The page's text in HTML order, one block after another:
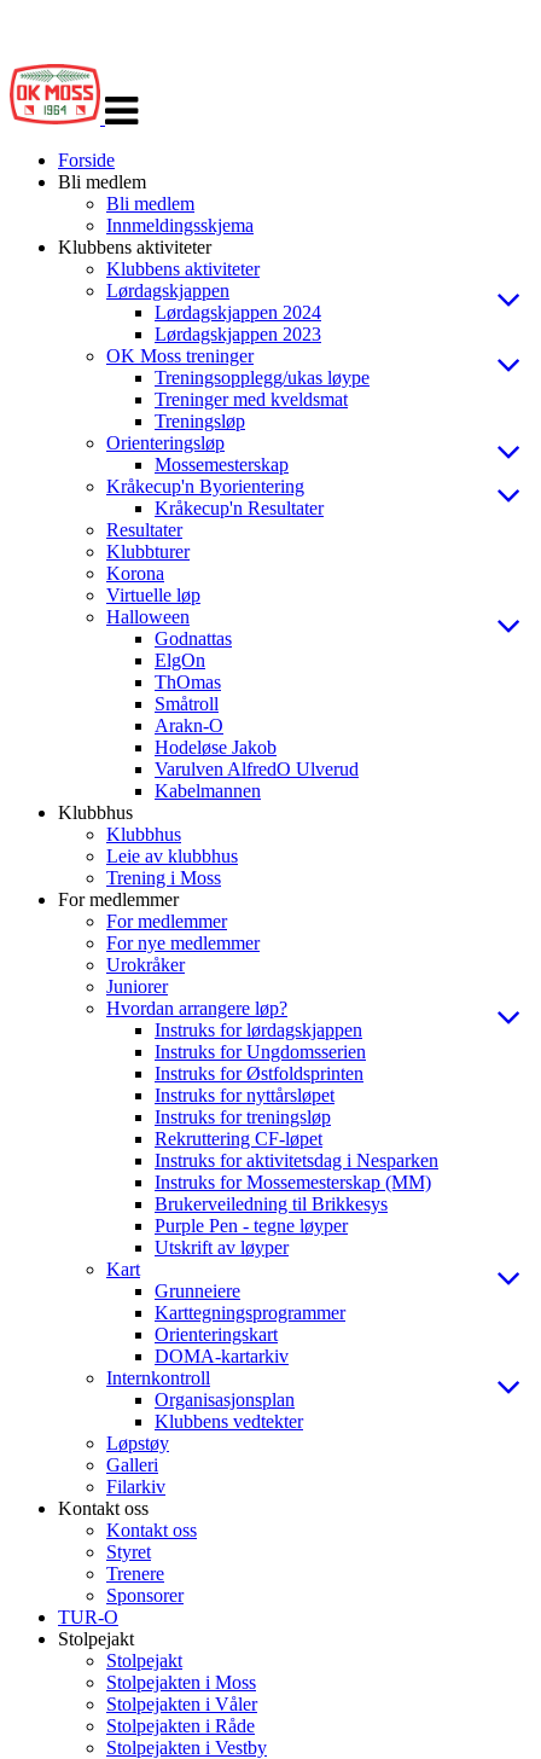
navigasjon
Forside
Bli medlem
Bli medlem
Innmeldingsskjema
Klubbens aktiviteter
Klubbens aktiviteter
Lørdagskjappen
Lørdagskjappen 2024
Lørdagskjappen 2023
OK Moss treninger
Treningsopplegg/ukas løype
Treninger med kveldsmat
Treningsløp
Orienteringsløp
Mossemesterskap
Kråkecup'n Byorientering
Kråkecup'n Resultater
Resultater
Klubbturer
Korona
Virtuelle løp
Halloween
Godnattas
ElgOn
ThOmas
Småtroll
Arakn-O
Hodeløse Jakob
Varulven AlfredO Ulverud
Kabelmannen
Klubbhus
Klubbhus
Leie av klubbhus
Trening i Moss
For medlemmer
For medlemmer
For nye medlemmer
Urokråker
Juniorer
Hvordan arrangere løp?
Instruks for lørdagskjappen
Instruks for Ungdomsserien
Instruks for Østfoldsprinten
Instruks for nyttårsløpet
Instruks for treningsløp
Rekruttering CF-løpet
Instruks for aktivitetsdag i Nesparken
Instruks for Mossemesterskap (MM)
Brukerveiledning til Brikkesys
Purple Pen - tegne løyper
Utskrift av løyper
Kart
Grunneiere
Karttegningsprogrammer
Orienteringskart
DOMA-kartarkiv
Internkontroll
Organisasjonsplan
Klubbens vedtekter
Løpstøy
Galleri
Filarkiv
Kontakt oss
Kontakt oss
Styret
Trenere
Sponsorer
TUR-O
Stolpejakt
Stolpejakt
Stolpejakten i Moss
Stolpejakten i Våler
Stolpejakten i Råde
Stolpejakten i Vestby